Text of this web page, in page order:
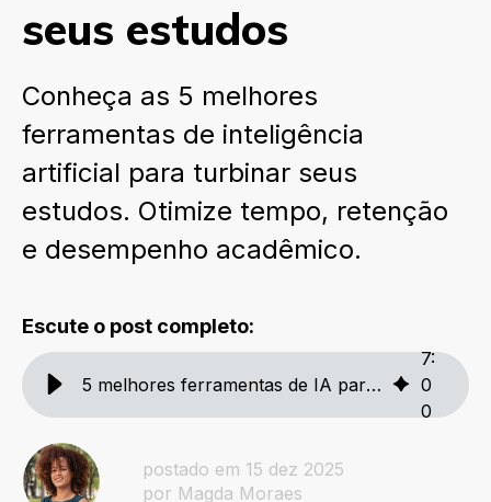
seus estudos
Conheça as 5 melhores
ferramentas de inteligência
artificial para turbinar seus
estudos. Otimize tempo, retenção
e desempenho acadêmico.
Escute o post completo:
5 melhores ferramentas de IA para potencializar seus estudos
7:
0
0
postado em 15 dez 2025
por Magda Moraes